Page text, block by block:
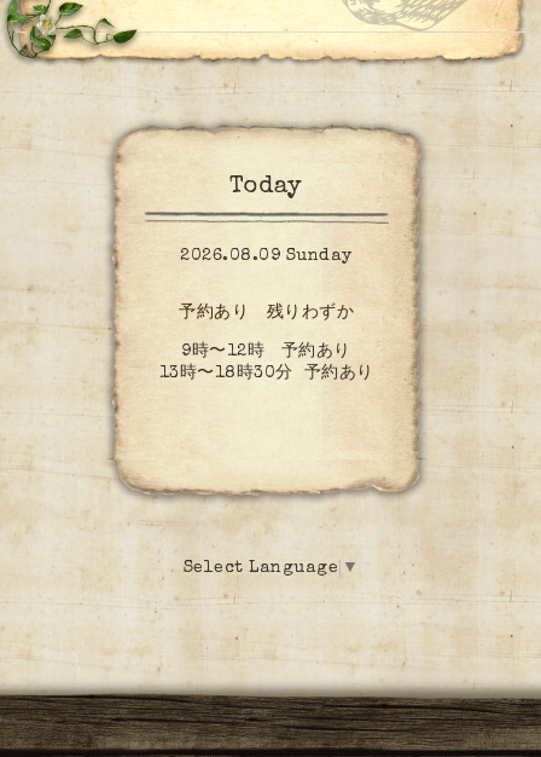
Today
2026.08.09 Sunday
予約あり 残りわずか
9時〜12時 予約あり
13時〜18時30分 予約あり
Select Language ▼